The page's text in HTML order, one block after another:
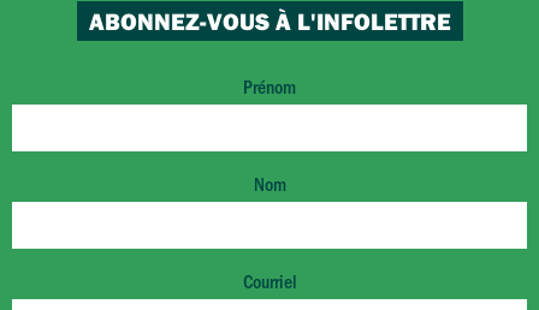
ABONNEZ-VOUS À L'INFOLETTRE
Prénom
Nom
Courriel